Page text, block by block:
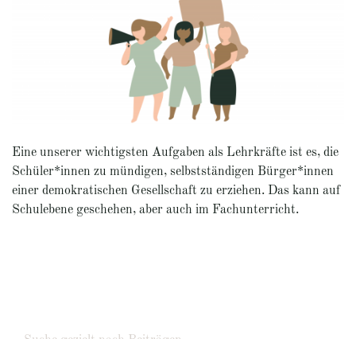
Eine unserer wichtigsten Aufgaben als Lehrkräfte ist es, die
Schüler*innen zu mündigen, selbstständigen Bürger*innen
einer demokratischen Gesellschaft zu erziehen. Das kann auf
Schulebene geschehen, aber auch im Fachunterricht.